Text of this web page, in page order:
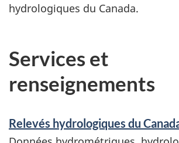
hydrologiques du Canada.
Services et
renseignements
Relevés hydrologiques du